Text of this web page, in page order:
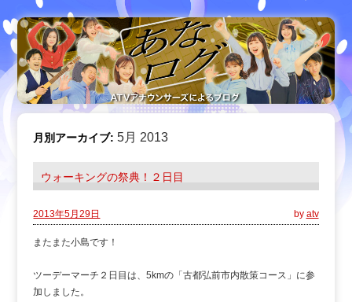
月別アーカイブ:5月 2013
ウォーキングの祭典！２日目
2013年5月29日 by atv
またまた小島です！
ツーデーマーチ２日目は、5kmの「古都弘前市内散策コース」に参
加しました。